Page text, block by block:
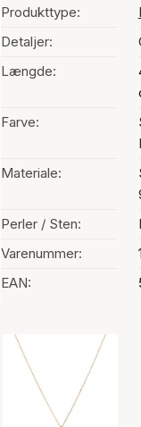
Produkttype:
Detaljer:
Længde:
Farve:
Materiale:
Perler / Sten:
Varenummer:
EAN:
Valg af farve